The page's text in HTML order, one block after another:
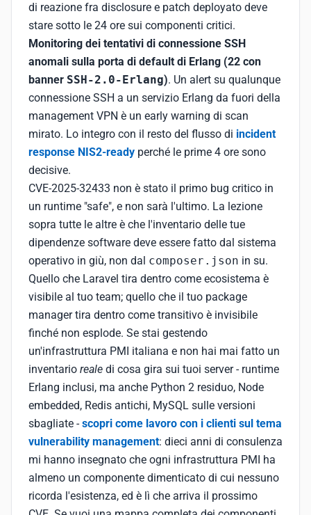
di reazione fra disclosure e patch deployato deve
stare sotto le 24 ore sui componenti critici.
Monitoring dei tentativi di connessione SSH
anomali sulla porta di default di Erlang (22 con
banner SSH-2.0-Erlang). Un alert su qualunque
connessione SSH a un servizio Erlang da fuori della
management VPN è un early warning di scan
mirato. Lo integro con il resto del flusso di incident
response NIS2-ready perché le prime 4 ore sono
decisive.
CVE-2025-32433 non è stato il primo bug critico in
un runtime "safe", e non sarà l'ultimo. La lezione
sopra tutte le altre è che l'inventario delle tue
dipendenze software deve essere fatto dal sistema
operativo in giù, non dal composer.json in su.
Quello che Laravel tira dentro come ecosistema è
visibile al tuo team; quello che il tuo package
manager tira dentro come transitivo è invisibile
finché non esplode. Se stai gestendo
un'infrastruttura PMI italiana e non hai mai fatto un
inventario reale di cosa gira sui tuoi server - runtime
Erlang inclusi, ma anche Python 2 residuo, Node
embedded, Redis antichi, MySQL sulle versioni
sbagliate -scopri come lavoro con i clienti sul tema
vulnerability management: dieci anni di consulenza
mi hanno insegnato che ogni infrastruttura PMI ha
almeno un componente dimenticato di cui nessuno
ricorda l'esistenza, ed è lì che arriva il prossimo